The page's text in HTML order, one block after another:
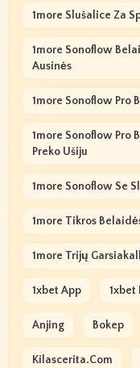
1more Slušalice Za
1more Sonoflow
Ausinės
1more Sonoflow Pro
1more Sonoflow Pro
Preko Ušiju
1more Sonoflow Se
1more Tikros
1more Trijų
1xbet App 1xbet
Anjing Bokep
Kilascerita.com